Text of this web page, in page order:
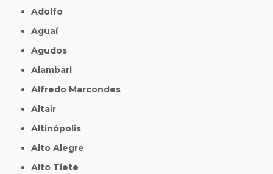
Adolfo
Aguaí
Agudos
Alambari
Alfredo Marcondes
Altair
Altinópolis
Alto Alegre
Alto Tiete